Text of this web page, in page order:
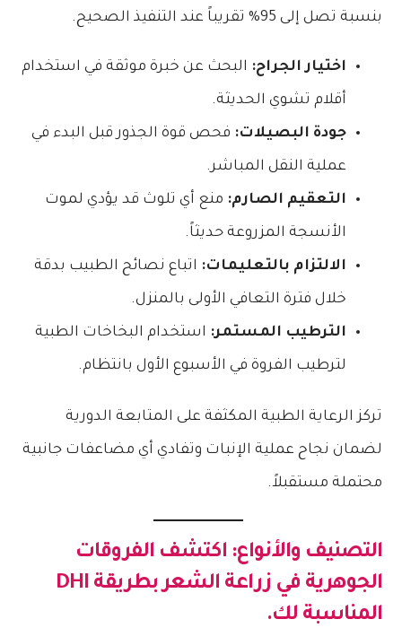
بنسبة تصل إلى 95% تقريباً عند التنفيذ الصحيح.
اختيار الجراح: البحث عن خبرة موثقة في استخدام
أقلام تشوي الحديثة.
جودة البصيلات: فحص قوة الجذور قبل البدء في
عملية النقل المباشر.
التعقيم الصارم: منع أي تلوث قد يؤدي لموت
الأنسجة المزروعة حديثاً.
الالتزام بالتعليمات: اتباع نصائح الطبيب بدقة
خلال فترة التعافي الأولى بالمنزل.
الترطيب المستمر: استخدام البخاخات الطبية
لترطيب الفروة في الأسبوع الأول بانتظام.
تركز الرعاية الطبية المكثفة على المتابعة الدورية
لضمان نجاح عملية الإنبات وتفادي أي مضاعفات جانبية
محتملة مستقبلاً.
التصنيف والأنواع: اكتشف الفروقات
الجوهرية في زراعة الشعر بطريقة DHI
المناسبة لك.